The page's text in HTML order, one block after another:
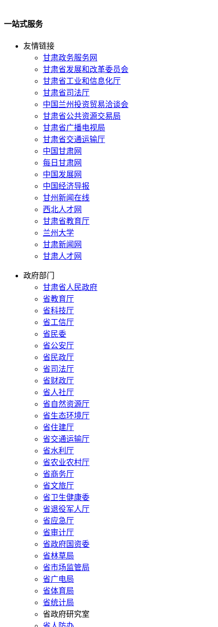
一站式服务
友情链接
甘肃政务服务网
甘肃省发展和改革委员会
甘肃省工业和信息化厅
甘肃省司法厅
中国兰州投资贸易洽谈会
甘肃省公共资源交易局
甘肃省广播电视局
甘肃省交通运输厅
中国甘肃网
每日甘肃网
中国发展网
中国经济导报
甘州新闻在线
西北人才网
甘肃省教育厅
兰州大学
甘肃新闻网
甘肃人才网
政府部门
甘肃省人民政府
省教育厅
省科技厅
省工信厅
省民委
省公安厅
省民政厅
省司法厅
省财政厅
省人社厅
省自然资源厅
省生态环境厅
省住建厅
省交通运输厅
省水利厅
省农业农村厅
省商务厅
省文旅厅
省卫生健康委
省退役军人厅
省应急厅
省审计厅
省政府国资委
省林草局
省市场监管局
省广电局
省体育局
省统计局
省政府研究室